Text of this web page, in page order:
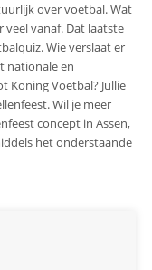
over voetbal. Wat
veel vanaf. Dat laatste
Wie verslaat er
nationale en
Koning Voetbal? Jullie
Wil je meer
concept in Assen,
het onderstaande